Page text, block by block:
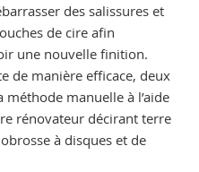
des salissures et
de cire afin
une nouvelle finition.
de manière efficace, deux
méthode manuelle à l’aide
rénovateur décirant terre
à disques et de